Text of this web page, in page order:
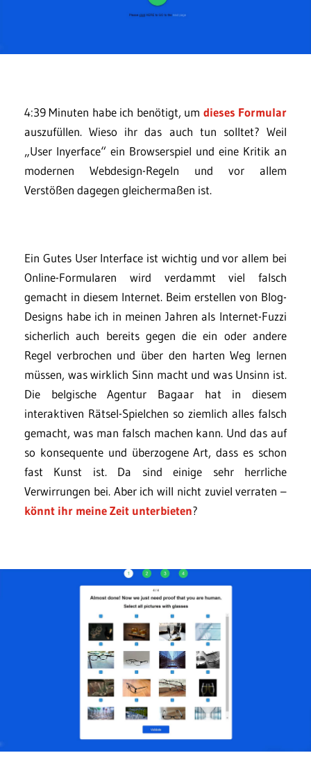
4:39 Minuten habe ich benötigt, um dieses Formular
auszufüllen. Wieso ihr das auch tun solltet? Weil
„User Inyerface“ ein Browserspiel und eine Kritik an
modernen Webdesign-Regeln und vor allem
Verstößen dagegen gleichermaßen ist.
Ein Gutes User Interface ist wichtig und vor allem bei
Online-Formularen wird verdammt viel falsch
gemacht in diesem Internet. Beim erstellen von Blog-
Designs habe ich in meinen Jahren als Internet-Fuzzi
sicherlich auch bereits gegen die ein oder andere
Regel verbrochen und über den harten Weg lernen
müssen, was wirklich Sinn macht und was Unsinn ist.
Die belgische Agentur Bagaar hat in diesem
interaktiven Rätsel-Spielchen so ziemlich alles falsch
gemacht, was man falsch machen kann. Und das auf
so konsequente und überzogene Art, dass es schon
fast Kunst ist. Da sind einige sehr herrliche
Verwirrungen bei. Aber ich will nicht zuviel verraten –
könnt ihr meine Zeit unterbieten?